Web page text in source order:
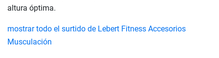
altura óptima.
mostrar todo el surtido de Lebert Fitness Accesorios
Musculación